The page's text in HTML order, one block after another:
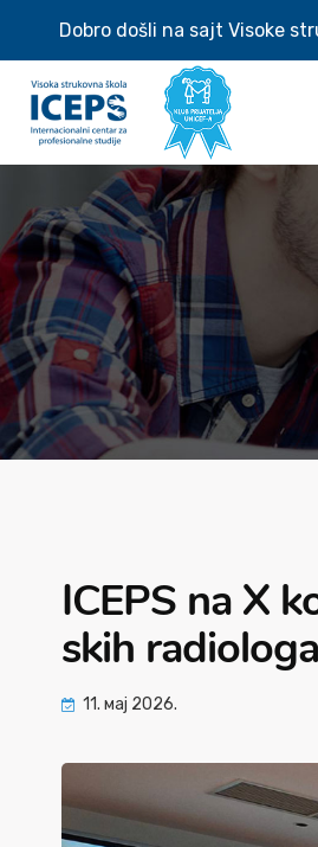
Dobro došli na sajt Visoke
ICEPS na X
skih
11. мај 2026.